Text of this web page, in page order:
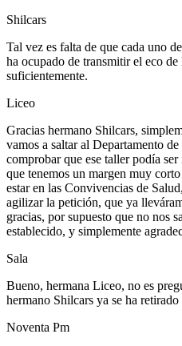
Shilcars
Tal vez es falta de que cada uno
ha ocupado de transmitir el eco
suficientemente.
Liceo
Gracias hermano Shilcars,
vamos a saltar al Departamento
comprobar que ese taller podía
que tenemos un margen muy
estar en las Convivencias de
agilizar la petición, que ya
gracias, por supuesto que no nos
establecido, y simplemente
Sala
Bueno, hermana Liceo, no es
hermano Shilcars ya se ha
Noventa Pm